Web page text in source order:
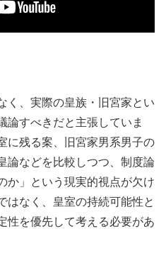
く、実際の皇族・旧宮家とい
論すべきだと主張していま
に残る案、旧宮家男系男子の
論などを比較しつつ、制度論
か」という現実的視点が欠け
はなく、皇室の持続可能性と
性を優先して考える必要があ